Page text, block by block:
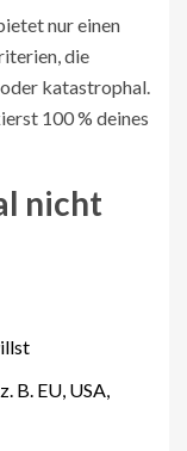
nur einen
die
katastrophal.
100 % deines
nicht
B. EU, USA,